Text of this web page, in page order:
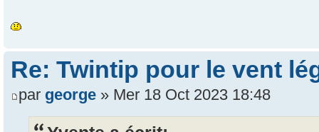
Re: Twintip pour le vent
par george » Mer 18 Oct 2023 18:48